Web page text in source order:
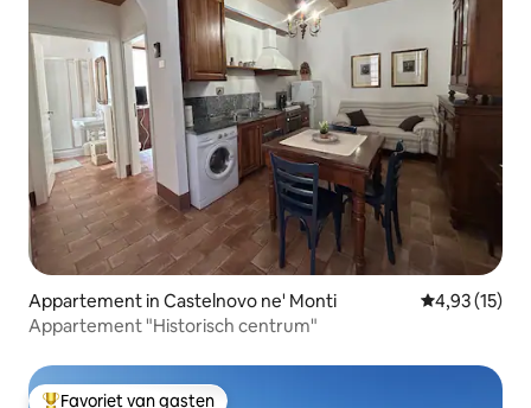
Appartement in Castelnovo ne' Monti Gemiddelde
4,93 (15)
Appartement "Historisch centrum"
Favoriet van gasten